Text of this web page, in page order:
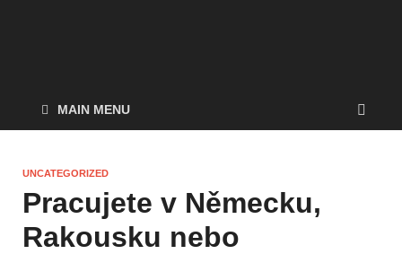
MAIN MENU
UNCATEGORIZED
Pracujete v Německu,
Rakousku nebo